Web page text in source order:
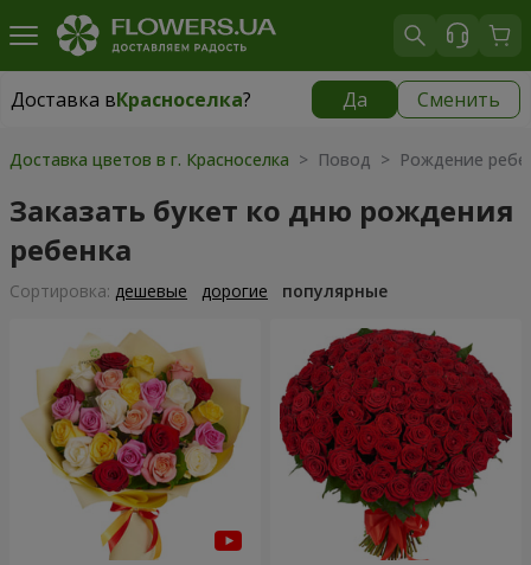
Доставка вКрасноселка? Да Сменить
Доставка вКрасноселка|
Доставка цветов в г. Красноселка > Повод > Рождение
Заказать букет ко дню рождения
ребенка
Cортировка: дешевые дорогие популярные